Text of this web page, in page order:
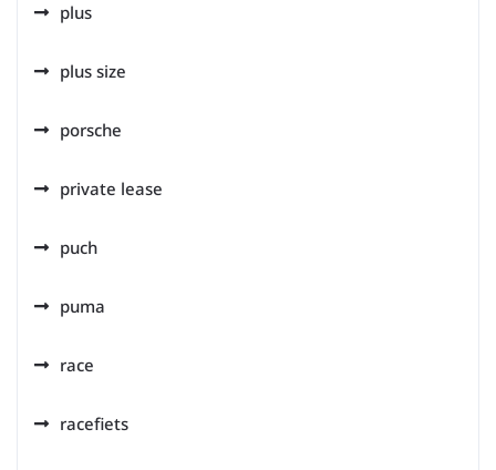
plus
plus size
porsche
private lease
puch
puma
race
racefiets